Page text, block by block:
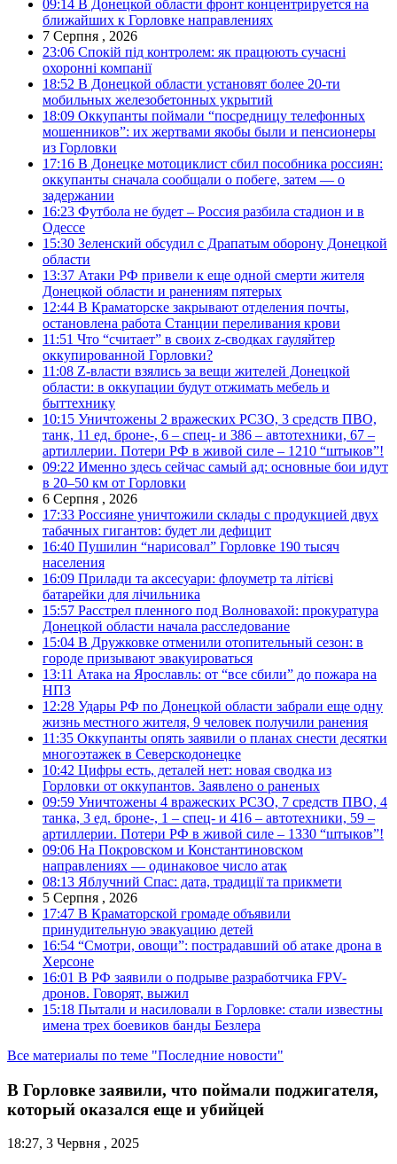
09:14 В Донецкой области фронт концентрируется на
ближайших к Горловке направлениях
7 Серпня , 2026
23:06 Спокій під контролем: як працюють сучасні
охоронні компанії
18:52 В Донецкой области установят более 20-ти
мобильных железобетонных укрытий
18:09 Оккупанты поймали “посредницу телефонных
мошенников”: их жертвами якобы были и пенсионеры
из Горловки
17:16 В Донецке мотоциклист сбил пособника россиян:
оккупанты сначала сообщали о побеге, затем — о
задержании
16:23 Футбола не будет – Россия разбила стадион и в
Одессе
15:30 Зеленский обсудил с Драпатым оборону Донецкой
области
13:37 Атаки РФ привели к еще одной смерти жителя
Донецкой области и ранениям пятерых
12:44 В Краматорске закрывают отделения почты,
остановлена работа Станции переливания крови
11:51 Что “считает” в своих z-сводках гауляйтер
оккупированной Горловки?
11:08 Z-власти взялись за вещи жителей Донецкой
области: в оккупации будут отжимать мебель и
быттехнику
10:15 Уничтожены 2 вражеских РСЗО, 3 средств ПВО,
танк, 11 ед. броне-, 6 – спец- и 386 – автотехники, 67 –
артиллерии. Потери РФ в живой силе – 1210 “штыков”!
09:22 Именно здесь сейчас самый ад: основные бои идут
в 20–50 км от Горловки
6 Серпня , 2026
17:33 Россияне уничтожили склады с продукцией двух
табачных гигантов: будет ли дефицит
16:40 Пушилин “нарисовал” Горловке 190 тысяч
населения
16:09 Прилади та аксесуари: флоуметр та літієві
батарейки для лічильника
15:57 Расстрел пленного под Волновахой: прокуратура
Донецкой области начала расследование
15:04 В Дружковке отменили отопительный сезон: в
городе призывают эвакуироваться
13:11 Атака на Ярославль: от “все сбили” до пожара на
НПЗ
12:28 Удары РФ по Донецкой области забрали еще одну
жизнь местного жителя, 9 человек получили ранения
11:35 Оккупанты опять заявили о планах снести десятки
многоэтажек в Северскодонецке
10:42 Цифры есть, деталей нет: новая сводка из
Горловки от оккупантов. Заявлено о раненых
09:59 Уничтожены 4 вражеских РСЗО, 7 средств ПВО, 4
танка, 3 ед. броне-, 1 – спец- и 416 – автотехники, 59 –
артиллерии. Потери РФ в живой силе – 1330 “штыков”!
09:06 На Покровском и Константиновском
направлениях — одинаковое число атак
08:13 Яблучний Спас: дата, традиції та прикмети
5 Серпня , 2026
17:47 В Краматорской громаде объявили
принудительную эвакуацию детей
16:54 “Смотри, овощи”: пострадавший об атаке дрона в
Херсоне
16:01 В РФ заявили о подрыве разработчика FPV-
дронов. Говорят, выжил
15:18 Пытали и насиловали в Горловке: стали известны
имена трех боевиков банды Безлера
Все материалы по теме "Последние новости"
В Горловке заявили, что поймали поджигателя,
который оказался еще и убийцей
18:27, 3 Червня , 2025